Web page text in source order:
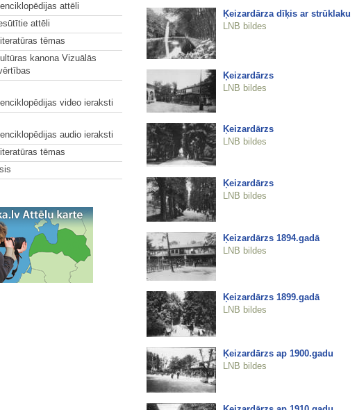
attēli
attēli
tēmas
kanona Vizuālās
video ieraksti
audio ieraksti
tēmas
Ķeizardārza dīķis ar strūklaku
LNB bildes
Ķeizardārzs
LNB bildes
Ķeizardārzs
LNB bildes
Ķeizardārzs
LNB bildes
Ķeizardārzs 1894.gadā
LNB bildes
Ķeizardārzs 1899.gadā
LNB bildes
Ķeizardārzs ap 1900.gadu
LNB bildes